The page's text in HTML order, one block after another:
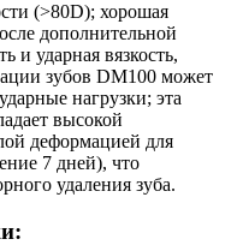
(>80D); хорошая
дополнительной
и ударная вязкость,
зубов DM100 может
нагрузки; эта
высокой
деформацией для
7 дней), что
удаления зуба.